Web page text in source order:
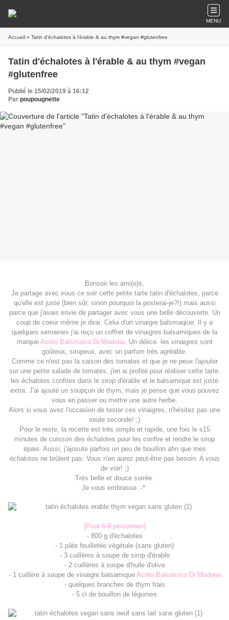
MENU
Accueil » Tatin d'échalotes à l'érable & au thym #vegan #glutenfree
Tatin d'échalotes à l'érable & au thym #vegan
#glutenfree
Publié le 15/02/2019 à 16:12
Par poupougnette
Bonsoir les ami(e)s,
Je partage avec vous ce soir cette petite tarte tatin d'échalotes, parce
qu'elle est juste (bien sûr, sinon pourquoi la posterai-je?!) mais aussi
parce que j'avais envie de partager avec vous une belle découverte. Un
coup de coeur même je dirai. Celui d'un vinaigre balsmaqiue. Il y a
quelques semaines j'ai reçu un coffret de vinaigres balsamiques de la
marqueAceto Balsmaico Di Modena. Un délice. les vinaigres sont
goûteux, sirupeux, avec un parfum très agréable.
Comme ce n'est pas la saison des tomates et que je ne peux l'ajouter
sur une petite salade de tomates, j'en ai profité pour réaliser cette tarte.
les échalotes confites dans le sirop d'érable et le balsamique est juste
extra. J'ai ajouté un soupçon de thym, mais je pense que vous pouvez
vous en passer ou mettre une autre herbe.
Alors si vous avez l'occasion de tester ces vinaigres, n'hésitez pas une
seule seconde! ;)
Pour le reste, la recette est très simple et rapide, une fois le s15
minutes de cuisson des échalotes pour les confire et rendre le sirop
épais. Aussi, j'ajosute parfois un peu de bouillon afin que mes
échalotes ne brûlent pas. Vous n'en aurez peut-être pas besoin. A vous
de voir! ;)
Très belle et douce soirée.
Je vous embrasse :-*
{Pour 6-8 personnes}
- 800 g d'échalotes
- 1 pâte feuilletée végétale (sans gluten)
- 3 cuillères à soupe de sirop d'érable
- 2 cuillères à soupe d'huile d'olive
- 1 cuillère à soupe de vinaigre balsamique Aceto Balsamico Di Modena
- quelques branches de thym frais
- 5 cl de bouillon de légumes